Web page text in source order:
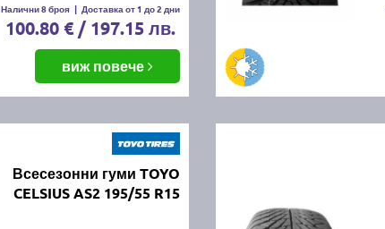
Налични 8 броя | Доставка от 1 до 2 дни
100.80 € / 197.15 лв.
виж повече
Всесезонни гуми TOYO
CELSIUS AS2 195/55 R15